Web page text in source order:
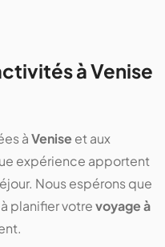
à Venise
àVeniseet aux
expérience apportent
Nous espérons que
planifier votrevoyage à